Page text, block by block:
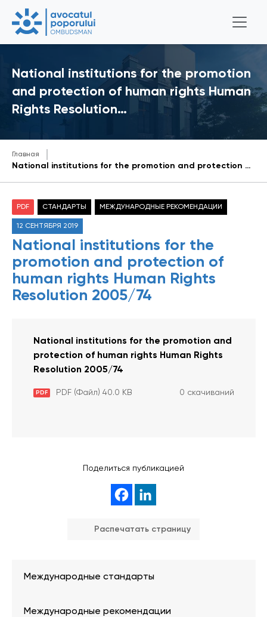
National institutions for the promotion
and protection of human rights Human
Rights Resolution…
Главная
National institutions for the promotion and protection of human rights Human Rights Resolution 2005/74
PDF СТАНДАРТЫ МЕЖДУНАРОДНЫЕ РЕКОМЕНДАЦИИ
12 СЕНТЯБРЯ 2019
National institutions for the
promotion and protection of
human rights Human Rights
Resolution 2005/74
National institutions for the promotion and
protection of human rights Human Rights
Resolution 2005/74
PDF PDF (Файл) 40.0 KB 0 скачиваний
Поделиться публикацией
Распечатать страницу
Международные стандарты
Международные рекомендации